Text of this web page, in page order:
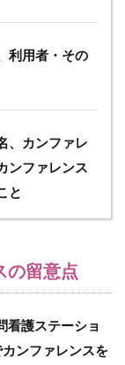
利用者・その
、カンファレ
ンファレンス
と
の留意点
看護ステーショ
ンファレンスを